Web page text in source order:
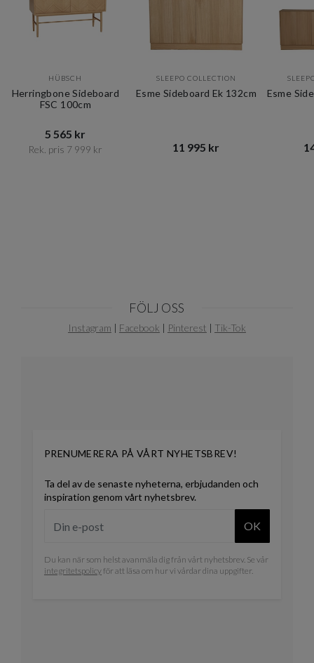
HÜBSCH
Herringbone Sideboard
FSC 100cm
5 565 kr​​
Rek. pris 7 999 kr​​
SLEEPO COLLECTION
Esme Sideboard Ek 132cm
11 995 kr​​
Esme
FÖLJ OSS
Instagram | Facebook | Pinterest | Tik-Tok
PRENUMERERA PÅ VÅRT NYHETSBREV!
Ta del av de senaste nyheterna, erbjudanden och
inspiration genom vårt nyhetsbrev.
OK
Du kan när som helst avanmäla dig från vårt nyhetsbrev. Se vår
integritetspolicyför att läsa om hur vi vårdar dina uppgifter.